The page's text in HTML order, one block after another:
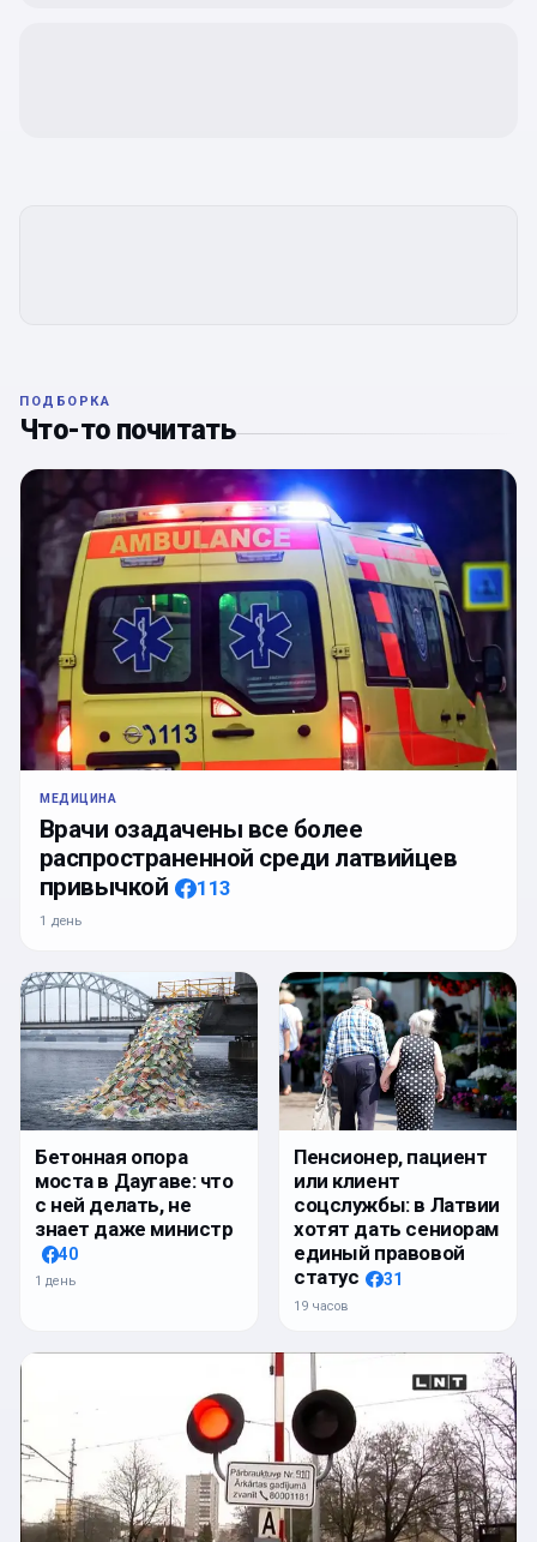
ПОДБОРКА
Что-то почитать
МЕДИЦИНА
Врачи озадачены все более
распространенной среди латвийцев
привычкой
113
1 день
Бетонная опора
моста в Даугаве: что
с ней делать, не
знает даже министр
40
1 день
Пенсионер, пациент
или клиент
соцслужбы: в Латвии
хотят дать сениорам
единый правовой
статус
31
19 часов